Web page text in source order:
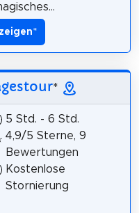
*
*
5 Std. - 6 Std.
4,9/5 Sterne, 9
Bewertungen
Kostenlose
Stornierung